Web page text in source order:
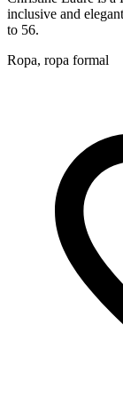
inclusive and
to 56.
Ropa, ropa formal